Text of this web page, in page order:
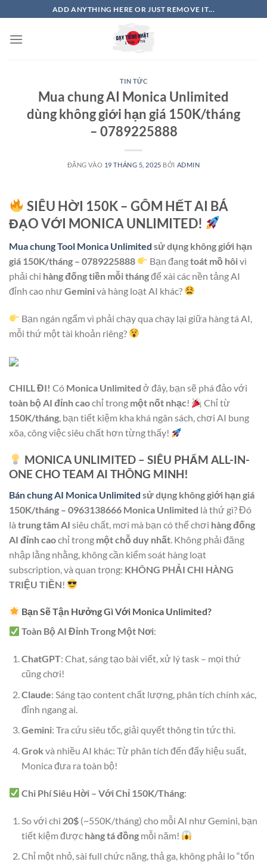
qua
nội
ADD ANYTHING HERE OR JUST REMOVE IT...
TIN TỨC
Mua chung AI Monica Unlimited
dùng không giới hạn giá 150K/tháng
– 0789225888
ĐĂNG VÀO 19 THÁNG 5, 2025 BỞI ADMIN
SIÊU HỜI 150K – GÔM HẾT AI BÁ
ĐẠO VỚI MONICA UNLIMITED!
Mua chung Tool Monica Unlimited sử dụng không giới hạn
giá 150K/tháng – 0789225888
Bạn đangtoát mồ hôivì
phải chi hàng đống tiền mỗi thángđể xài các nền tảng AI
đỉnh cao nhưGeminivà hàng loạt AI khác?
Bạn ngán ngẩm vì phải chạy qua chạy lại giữa hàng tá AI,
mỗi thứ một tài khoản riêng?
CHILL ĐI! Có Monica Unlimited ở đây, bạn sẽ phá đảo với
toàn bộ AI đỉnh caochỉ trong một nốt nhạc!
Chỉ từ
150K/tháng, bạn tiết kiệm kha khá ngân sách, chơi AI bung
xõa, công việc siêu chất hơn từng thấy!
MONICA UNLIMITED – SIÊU PHẨM ALL-IN-
ONE CHO TEAM AI THÔNG MINH!
Bán chung AI Monica Unlimited sử dụng không giới hạn giá
150K/tháng – 0963138666 Monica Unlimited là thứ gì? Đó
là trung tâm AI siêu chất, mơi mà bạn có thể chơi hàng đống
AI đỉnh caochỉ trong một chỗ duy nhất . Không phải đăng
nhập lằng nhằng, không cần kiểm soát hàng loạt
subscription, và quan trọng: KHÔNG PHẢI CHI HÀNG
TRIỆU TIỀN!
Bạn Sẽ Tận Hưởng Gì Với Monica Unlimited?
Toàn Bộ AI Đỉnh Trong Một Nơi:
ChatGPT: Chat, sáng tạo bài viết, xử lý task – mọi thứ
cũng chơi!
Claude: Sáng tạo content chất lượng, phân tích chính xác,
đỉnh ngang ai.
Gemini: Tra cứu siêu tốc, giải quyết thông tin tức thì.
Grok và nhiều AI khác: Từ phân tích đến đẩy hiệu suất,
Monica đưa ra toàn bộ!
Chi Phí Siêu Hời – Với Chỉ 150K/Tháng:
So với chi 20$(~550K/tháng) cho mỗi AI như Gemini, bạn
tiết kiệm được hàng tá đồngmỗi năm!
Chỉ một nhỏ, sài full chức năng, thả ga, không phải lo “tốn